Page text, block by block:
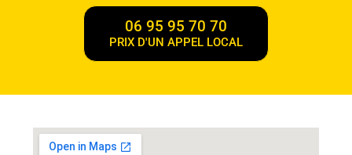
06 95 95 70 70
PRIX D'UN APPEL LOCAL